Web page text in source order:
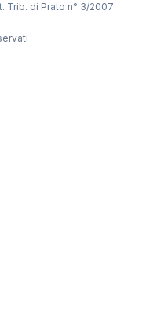
Trib. di Prato n° 3/2007